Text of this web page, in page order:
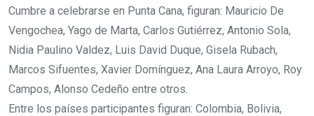
Cumbre a celebrarse en Punta Cana, figuran: Mauricio De
Vengochea, Yago de Marta, Carlos Gutiérrez, Antonio Sola,
Nidia Paulino Valdez, Luis David Duque, Gisela Rubach,
Marcos Sifuentes, Xavier Domínguez, Ana Laura Arroyo, Roy
Campos, Alonso Cedeño entre otros.
Entre los países participantes figuran: Colombia, Bolivia,